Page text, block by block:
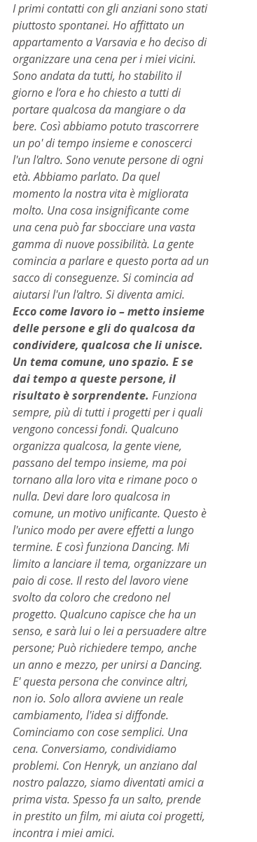
I primi contatti con gli anziani sono stati
piuttosto spontanei. Ho affittato un
appartamento a Varsavia e ho deciso di
organizzare una cena per i miei vicini.
Sono andata da tutti, ho stabilito il
giorno e l’ora e ho chiesto a tutti di
portare qualcosa da mangiare o da
bere. Così abbiamo potuto trascorrere
un po' di tempo insieme e conoscerci
l'un l'altro. Sono venute persone di ogni
età. Abbiamo parlato. Da quel
momento la nostra vita è migliorata
molto. Una cosa insignificante come
una cena può far sbocciare una vasta
gamma di nuove possibilità. La gente
comincia a parlare e questo porta ad un
sacco di conseguenze. Si comincia ad
aiutarsi l'un l'altro. Si diventa amici.
Ecco come lavoro io – metto insieme
delle persone e gli do qualcosa da
condividere, qualcosa che li unisce.
Un tema comune, uno spazio. E se
dai tempo a queste persone, il
risultato è sorprendente. Funziona
sempre, più di tutti i progetti per i quali
vengono concessi fondi. Qualcuno
organizza qualcosa, la gente viene,
passano del tempo insieme, ma poi
tornano alla loro vita e rimane poco o
nulla. Devi dare loro qualcosa in
comune, un motivo unificante. Questo è
l'unico modo per avere effetti a lungo
termine. E così funziona Dancing. Mi
limito a lanciare il tema, organizzare un
paio di cose. Il resto del lavoro viene
svolto da coloro che credono nel
progetto. Qualcuno capisce che ha un
senso, e sarà lui o lei a persuadere altre
persone; Può richiedere tempo, anche
un anno e mezzo, per unirsi a Dancing.
E' questa persona che convince altri,
non io. Solo allora avviene un reale
cambiamento, l'idea si diffonde.
Cominciamo con cose semplici. Una
cena. Conversiamo, condividiamo
problemi. Con Henryk, un anziano dal
nostro palazzo, siamo diventati amici a
prima vista. Spesso fa un salto, prende
in prestito un film, mi aiuta coi progetti,
incontra i miei amici.